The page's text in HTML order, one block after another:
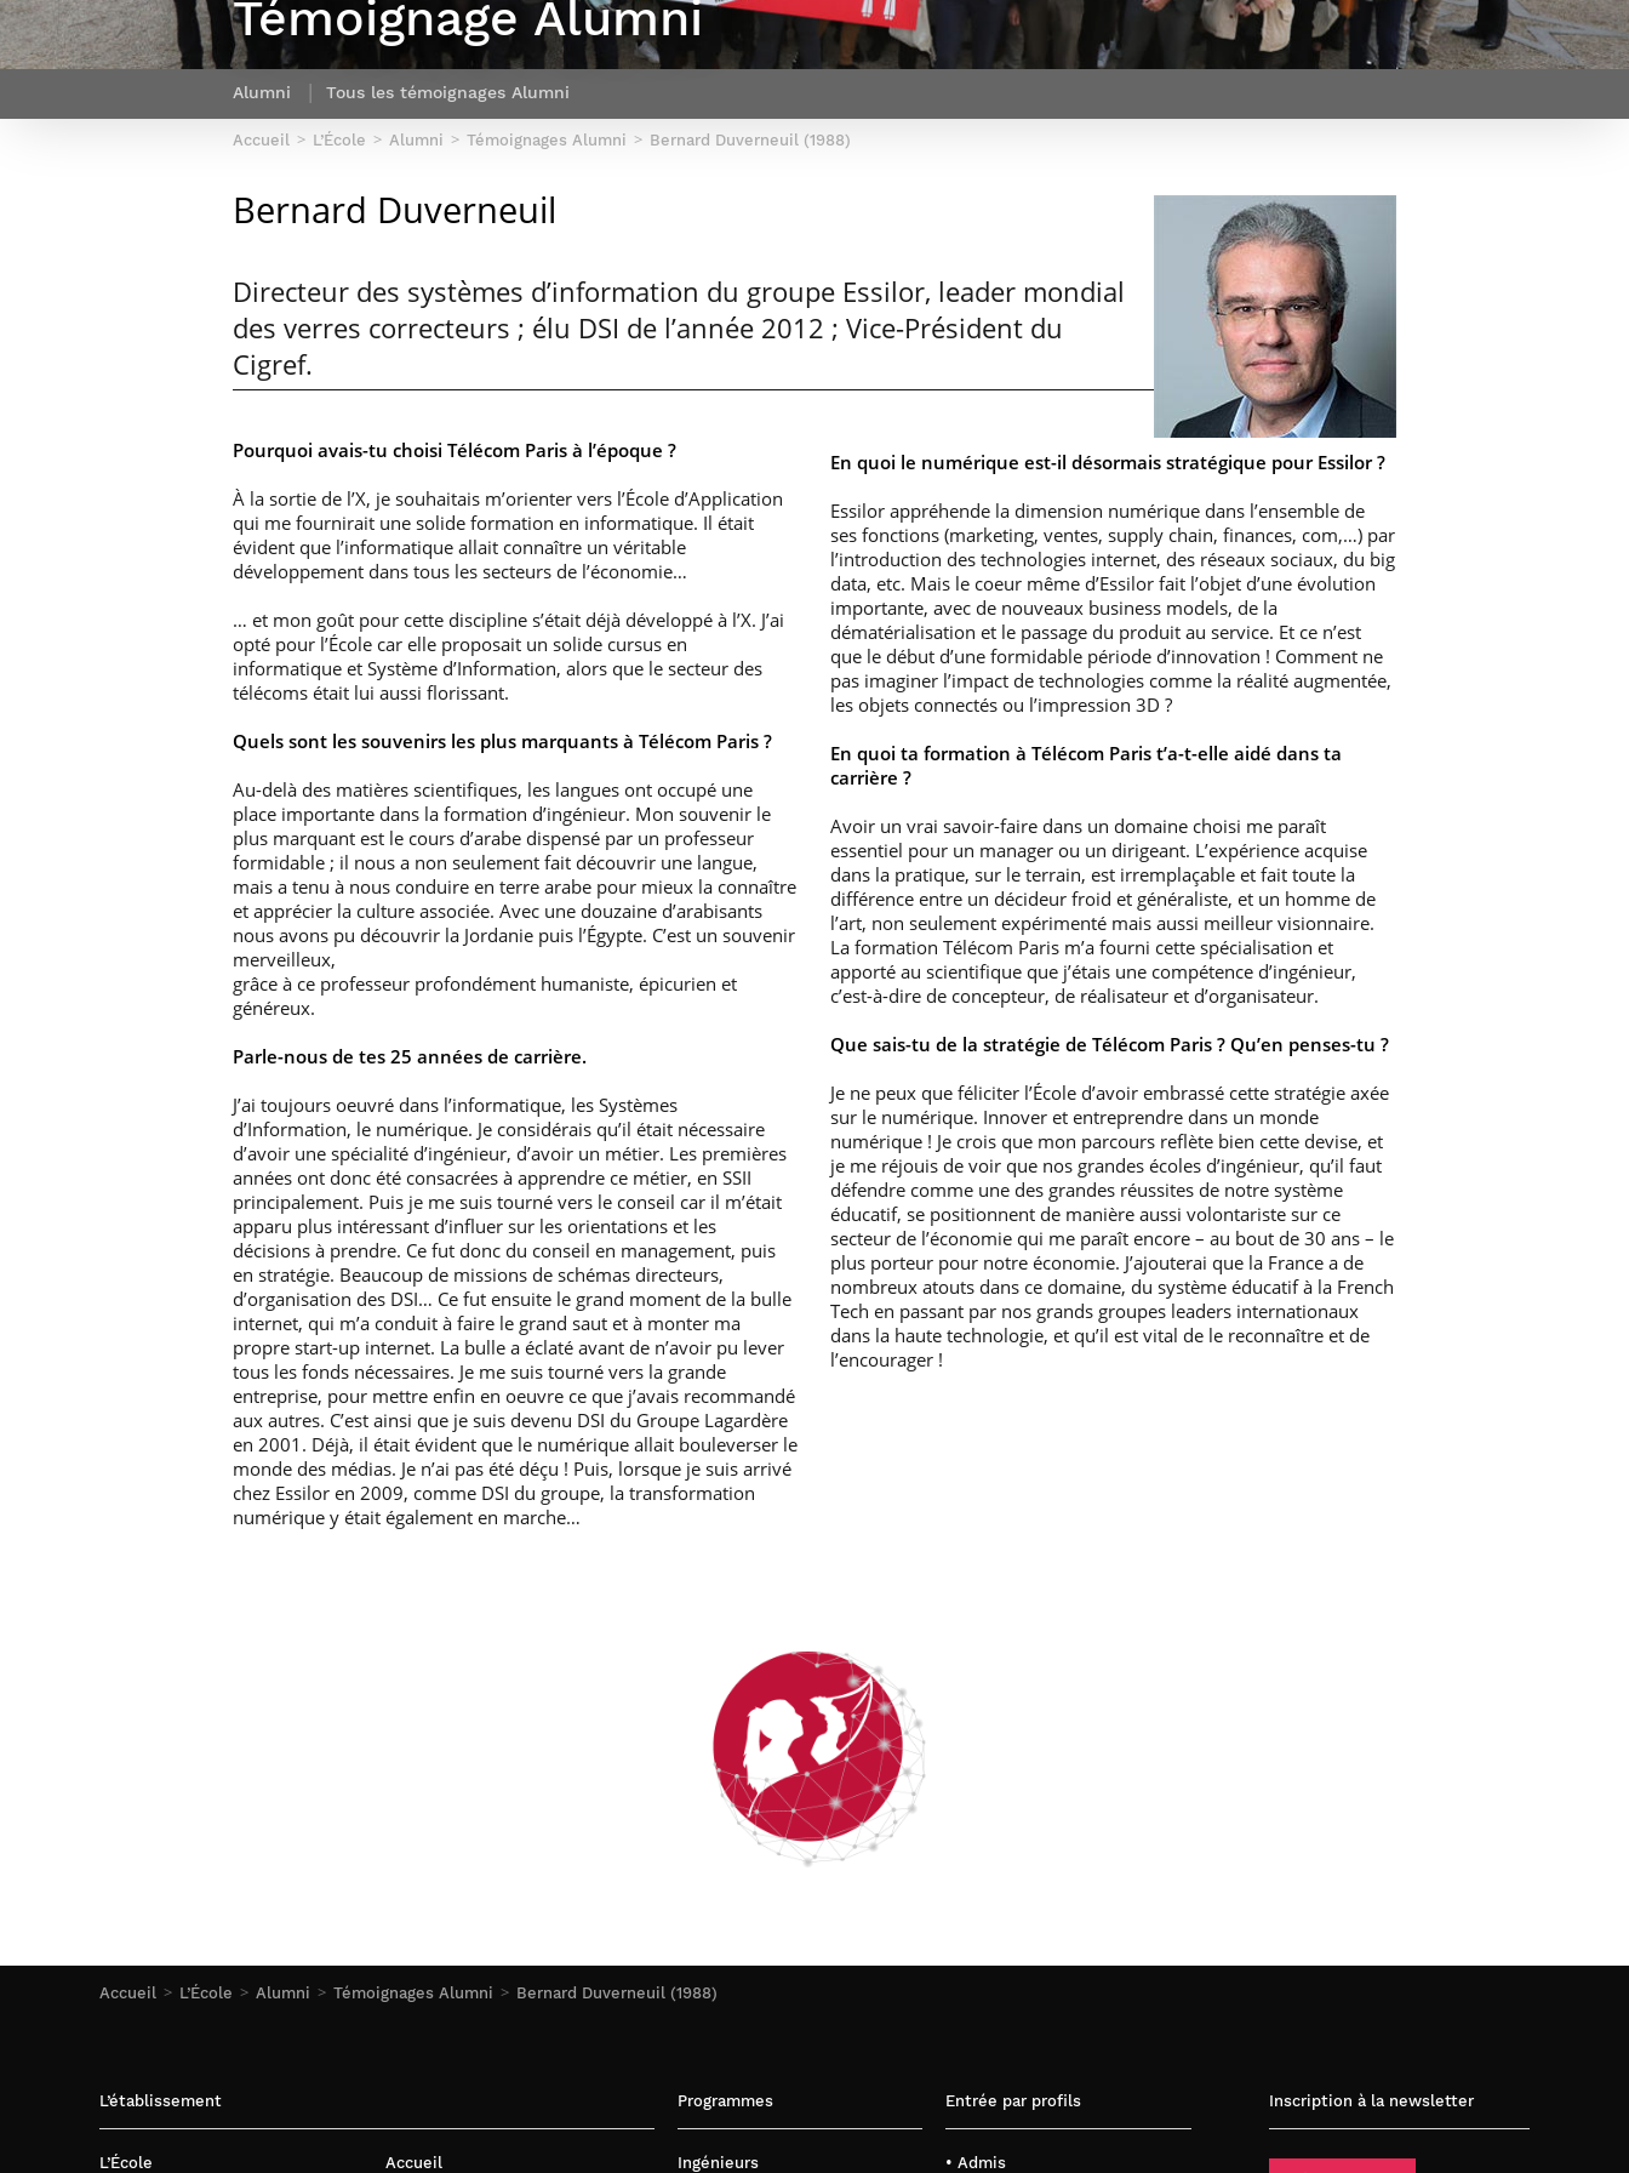
d’emplois
enseignement et
d’emplois
Mécénat
Focus
Newsroom
recherche &
innovation
Rapport d’activité
Télécom Paris :
rétrospective
communication
Modélisation
mathématique
Soutien à la
mobilité
et d’emplois
technologiques et
Sport (fr)
Mobilité en France
Parcours Numérique Responsable
Enquête 1er emploi
Corps des Mines
Parcours Talents : un Double Diplôme
donnant accès aux Corps techniques
Expert cybersécurité des réseaux
et des systèmes d’information
Intelligence Artificielle – Expert
Manager des systèmes
Financement
Entreprises & solutions Mastère
Spécialisé
Brochures & contacts
Mastère Spécialisé
Accueil L’École Alumni Témoignages Alumni Bernard Duverneuil (1988)
Témoignage Alumni
Alumni Tous les témoignages Alumni
Accueil L’École Alumni Témoignages Alumni Bernard Duverneuil (1988)
Bernard Duverneuil
Directeur des systèmes d’information du groupe Essilor, leader mondial
des verres correcteurs ; élu DSI de l’année 2012 ; Vice-Président du
Cigref.
Pourquoi avais-tu choisi Télécom Paris à l’époque ?
À la sortie de l’X, je souhaitais m’orienter vers l’École d’Application
qui me fournirait une solide formation en informatique. Il était
évident que l’informatique allait connaître un véritable
développement dans tous les secteurs de l’économie…
… et mon goût pour cette discipline s’était déjà développé à l’X. J’ai
opté pour l’École car elle proposait un solide cursus en
informatique et Système d’Information, alors que le secteur des
télécoms était lui aussi florissant.
Quels sont les souvenirs les plus marquants à Télécom Paris ?
Au-delà des matières scientifiques, les langues ont occupé une
place importante dans la formation d’ingénieur. Mon souvenir le
plus marquant est le cours d’arabe dispensé par un professeur
formidable ; il nous a non seulement fait découvrir une langue,
mais a tenu à nous conduire en terre arabe pour mieux la connaître
et apprécier la culture associée. Avec une douzaine d’arabisants
nous avons pu découvrir la Jordanie puis l’Égypte. C’est un souvenir
merveilleux,
grâce à ce professeur profondément humaniste, épicurien et
généreux.
Parle-nous de tes 25 années de carrière.
J’ai toujours oeuvré dans l’informatique, les Systèmes
d’Information, le numérique. Je considérais qu’il était nécessaire
d’avoir une spécialité d’ingénieur, d’avoir un métier. Les premières
années ont donc été consacrées à apprendre ce métier, en SSII
principalement. Puis je me suis tourné vers le conseil car il m’était
apparu plus intéressant d’influer sur les orientations et les
décisions à prendre. Ce fut donc du conseil en management, puis
en stratégie. Beaucoup de missions de schémas directeurs,
d’organisation des DSI… Ce fut ensuite le grand moment de la bulle
internet, qui m’a conduit à faire le grand saut et à monter ma
propre start-up internet. La bulle a éclaté avant de n’avoir pu lever
tous les fonds nécessaires. Je me suis tourné vers la grande
entreprise, pour mettre enfin en oeuvre ce que j’avais recommandé
aux autres. C’est ainsi que je suis devenu DSI du Groupe Lagardère
en 2001. Déjà, il était évident que le numérique allait bouleverser le
monde des médias. Je n’ai pas été déçu ! Puis, lorsque je suis arrivé
chez Essilor en 2009, comme DSI du groupe, la transformation
numérique y était également en marche…
En quoi le numérique est-il désormais stratégique pour Essilor ?
Essilor appréhende la dimension numérique dans l’ensemble de
ses fonctions (marketing, ventes, supply chain, finances, com,…) par
l’introduction des technologies internet, des réseaux sociaux, du big
data, etc. Mais le coeur même d’Essilor fait l’objet d’une évolution
importante, avec de nouveaux business models, de la
dématérialisation et le passage du produit au service. Et ce n’est
que le début d’une formidable période d’innovation ! Comment ne
pas imaginer l’impact de technologies comme la réalité augmentée,
les objets connectés ou l’impression 3D ?
En quoi ta formation à Télécom Paris t’a-t-elle aidé dans ta
carrière ?
Avoir un vrai savoir-faire dans un domaine choisi me paraît
essentiel pour un manager ou un dirigeant. L’expérience acquise
dans la pratique, sur le terrain, est irremplaçable et fait toute la
différence entre un décideur froid et généraliste, et un homme de
l’art, non seulement expérimenté mais aussi meilleur visionnaire.
La formation Télécom Paris m’a fourni cette spécialisation et
apporté au scientifique que j’étais une compétence d’ingénieur,
c’est-à-dire de concepteur, de réalisateur et d’organisateur.
Que sais-tu de la stratégie de Télécom Paris ? Qu’en penses-tu ?
Je ne peux que féliciter l’École d’avoir embrassé cette stratégie axée
sur le numérique. Innover et entreprendre dans un monde
numérique ! Je crois que mon parcours reflète bien cette devise, et
je me réjouis de voir que nos grandes écoles d’ingénieur, qu’il faut
défendre comme une des grandes réussites de notre système
éducatif, se positionnent de manière aussi volontariste sur ce
secteur de l’économie qui me paraît encore – au bout de 30 ans – le
plus porteur pour notre économie. J’ajouterai que la France a de
nombreux atouts dans ce domaine, du système éducatif à la French
Tech en passant par nos grands groupes leaders internationaux
dans la haute technologie, et qu’il est vital de le reconnaître et de
l’encourager !
L’établissement
L’École Accueil
Programmes
Ingénieurs
Entrée par profils
• Admis
Inscription à la newsletter